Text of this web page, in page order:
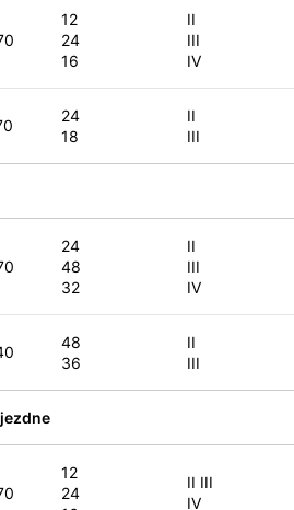
12
24
16
II
III
IV
24
18
II
III
24
48
32
II
III
IV
48
36
II
III
12
24
II III
IV